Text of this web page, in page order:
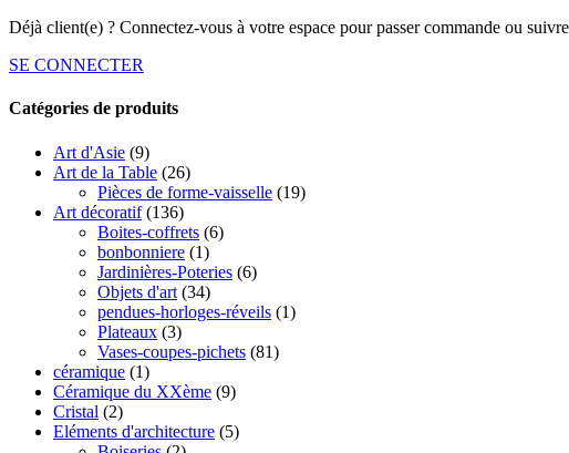
Déjà client(e) ? Connectez-vous à votre espace pour passer commande ou
SE CONNECTER
Catégories de produits
Art d'Asie (9)
Art de la Table (26)
Pièces de forme-vaisselle (19)
Art décoratif (136)
Boites-coffrets (6)
bonbonniere (1)
Jardinières-Poteries (6)
Objets d'art (34)
pendues-horloges-réveils (1)
Plateaux (3)
Vases-coupes-pichets (81)
céramique (1)
Céramique du XXème (9)
Cristal (2)
Eléments d'architecture (5)